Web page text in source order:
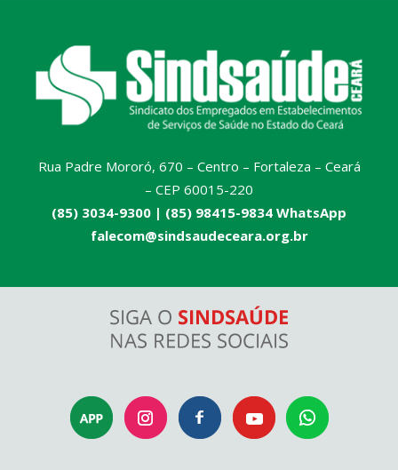
Rua Padre Mororó, 670 – Centro – Fortaleza – Ceará
– CEP 60015-220
(85) 3034-9300 | (85) 98415-9834 WhatsApp
falecom@sindsaudeceara.org.br